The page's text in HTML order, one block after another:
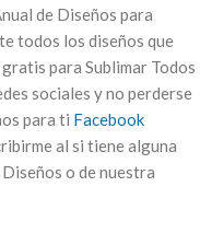
de Diseños para
todos los diseños que
para Sublimar Todos
sociales y no perderse
para ti Facebook
al si tiene alguna
o de nuestra